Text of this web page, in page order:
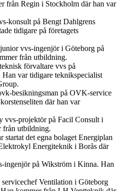
från Regin i Stockholm där han var
konsult på Bengt Dahlgrens
tidigare på företagets
vvs-ingenjör i Göteborg på
från utbildning.
förvaltare vvs på
var tidigare teknikspecialist
besikningsman på OVK-service
där han var
vvs-projektör på Facil Consult i
från utbildning.
startat det egna bolaget Energiplan
Energiteknik i Borås där
ingenjör på Wikström i Kinna. Han
servicechef Ventilation i Göteborg